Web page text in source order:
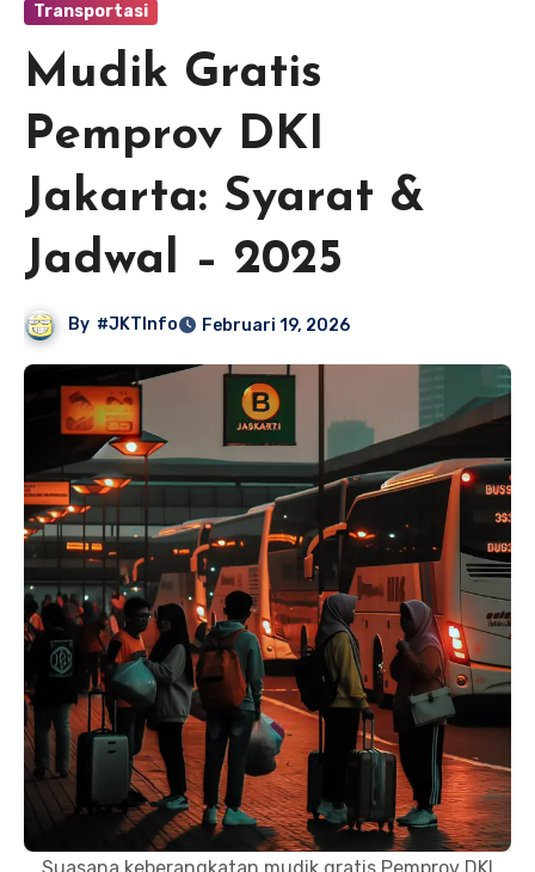
Transportasi
Mudik Gratis
Pemprov DKI
Jakarta: Syarat &
Jadwal – 2025
By #JKTInfo Februari 19, 2026